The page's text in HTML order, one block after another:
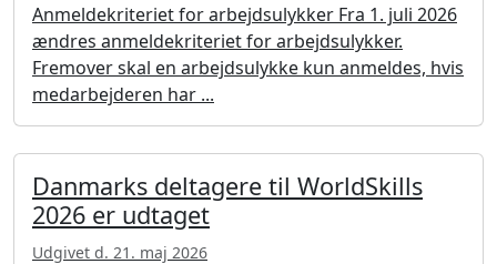
Anmeldekriteriet for arbejdsulykker Fra 1. juli 2026
ændres anmeldekriteriet for arbejdsulykker.
Fremover skal en arbejdsulykke kun anmeldes, hvis
medarbejderen har ...
Danmarks deltagere til WorldSkills
2026 er udtaget
Udgivet d. 21. maj 2026